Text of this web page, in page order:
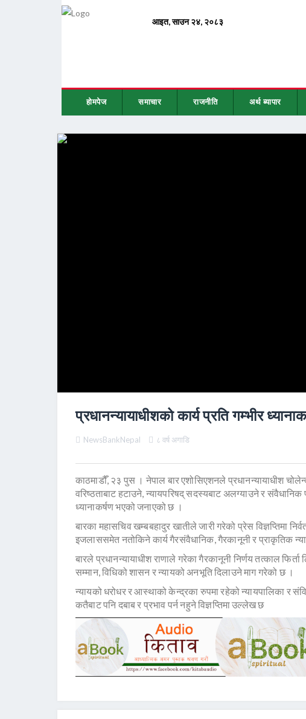
होमपेज समाचार राजनीति अर्थ ब्यापार
प्रधानन्यायाधीशको कार्य प्रति गम्भीर
NewsBankNepal ८ वर्ष अगाडि
काठमाडौँ, २३ पुस । नेपाल बार एशोसिएशनले प्रधानन्यायाधीश
वरिष्ठताबाट हटाउने, न्यायपरिषद् सदस्यबाट अलग्याउने र संवैधानिक
ध्यानाकर्षण भएको जनाएको छ ।
बारका महासचिव खम्बबहादुर खातीले जारी गरेको प्रेस विज्ञप्तिमा
इजलाससमेत नतोकिने कार्य गैरसंवैधानिक, गैरकानूनी र प्राकृतिक
बारले प्रधानन्यायाधीश राणाले गरेका गैरकानूनी निर्णय तत्काल
सम्मान, विधिको शासन र न्यायको अनभूति दिलाउने माग गरेको छ ।
न्यायको धरोधर र आस्थाको केन्द्रका रुपमा रहेको न्यायपालिका र
कतैबाट पनि दबाब र प्रभाव पर्न नहुने विज्ञप्तिमा उल्लेख छ